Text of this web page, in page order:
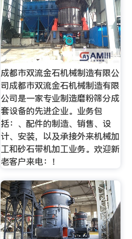
成都市双流金石机械制造有限公
司成都市双流金石机械制造有限
公司是一家专业制造磨粉筛分成
套设备的先进企业。业务包
括：、配件的制造、销售、设
计、安装，以及承接外来机械加
工和砂石带机加工业务。欢迎新
老客户来电：！